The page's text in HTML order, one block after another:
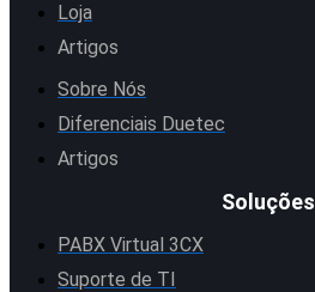
Loja
Artigos
Sobre Nós
Diferenciais Duetec
Artigos
Soluções
PABX Virtual 3CX
Suporte de TI